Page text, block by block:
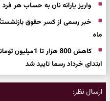
واریز یارانه نان به حساب هر فرد
خبر رسمی از کسر حقوق
ماه
کاهش 800 هزار
ابتدای خرداد رسما تایید شد
ارسال نظر: